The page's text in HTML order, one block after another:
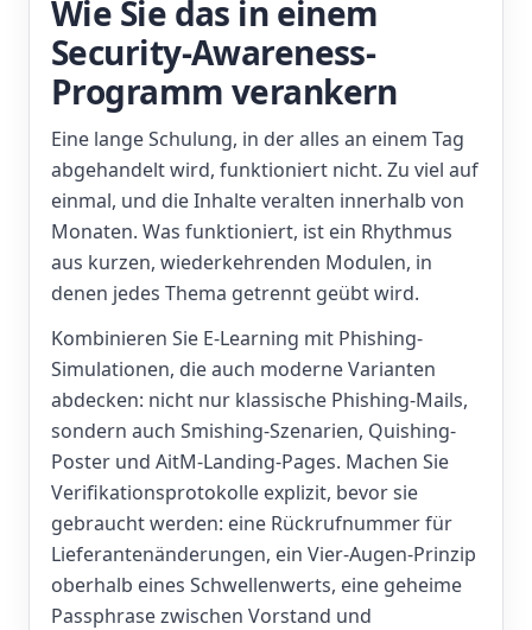
Wie Sie das in einem
Security-Awareness-
Programm verankern
Eine lange Schulung, in der alles an einem Tag
abgehandelt wird, funktioniert nicht. Zu viel auf
einmal, und die Inhalte veralten innerhalb von
Monaten. Was funktioniert, ist ein Rhythmus
aus kurzen, wiederkehrenden Modulen, in
denen jedes Thema getrennt geübt wird.
Kombinieren Sie E-Learning mit Phishing-
Simulationen, die auch moderne Varianten
abdecken: nicht nur klassische Phishing-Mails,
sondern auch Smishing-Szenarien, Quishing-
Poster und AitM-Landing-Pages. Machen Sie
Verifikationsprotokolle explizit, bevor sie
gebraucht werden: eine Rückrufnummer für
Lieferantenänderungen, ein Vier-Augen-Prinzip
oberhalb eines Schwellenwerts, eine geheime
Passphrase zwischen Vorstand und